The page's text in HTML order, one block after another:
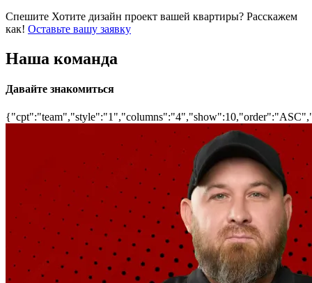
Спешите Хотите дизайн проект вашей квартиры? Расскажем
как! Оставьте вашу заявку
Наша команда
Давайте знакомиться